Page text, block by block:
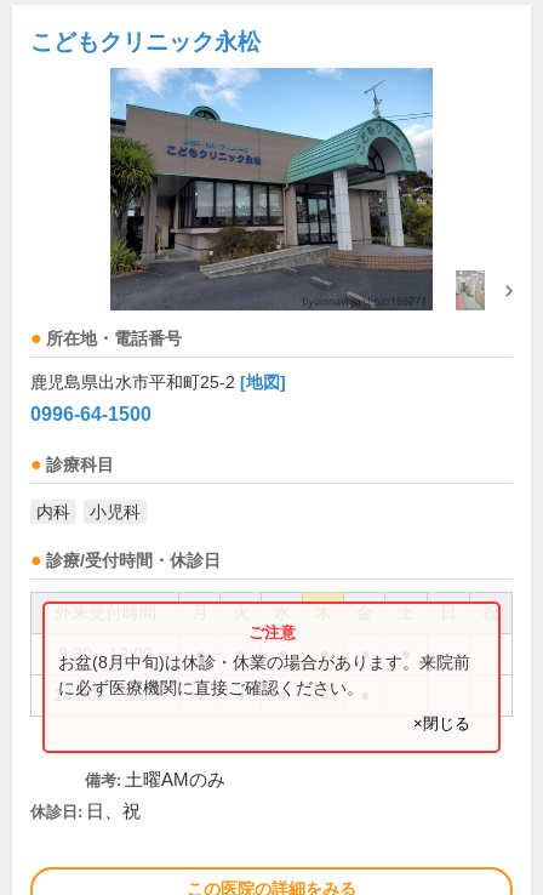
こどもクリニック永松
所在地・電話番号
鹿児島県出水市平和町25-2 [地図]
0996-64-1500
診療科目
内科 小児科
診療/受付時間・休診日
祝
8:30～12:00 ● ● ● ● ●
14:30～18:30 ● ● ● ●
お盆(8月中旬)は休診・休業の場合があります。来院前
に必ず医療機関に直接ご確認ください。
×閉じる
備考: 土曜AMのみ
休診日: 日、祝
この医院の詳細をみる